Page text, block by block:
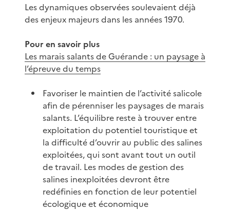
Les dynamiques observées soulevaient déjà
des enjeux majeurs dans les années 1970.
Pour en savoir plus
Les marais salants de Guérande : un paysage à
l’épreuve du temps
Favoriser le maintien de l’activité salicole
afin de pérenniser les paysages de marais
salants. L’équilibre reste à trouver entre
exploitation du potentiel touristique et
la difficulté d’ouvrir au public des salines
exploitées, qui sont avant tout un outil
de travail. Les modes de gestion des
salines inexploitées devront être
redéfinies en fonction de leur potentiel
écologique et économique